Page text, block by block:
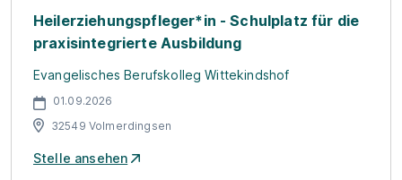
Heilerziehungspfleger*in - Schulplatz für die
praxisintegrierte Ausbildung
Evangelisches Berufskolleg Wittekindshof
01.09.2026
32549 Volmerdingsen
Stelle ansehen